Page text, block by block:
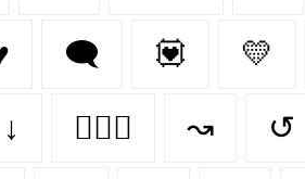
🗨 💟 💛
↓ 👨‍❤️‍👨 ↝ ↺